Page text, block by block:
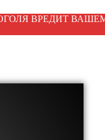
ВРЕДИТ